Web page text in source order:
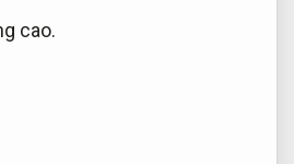
cao.